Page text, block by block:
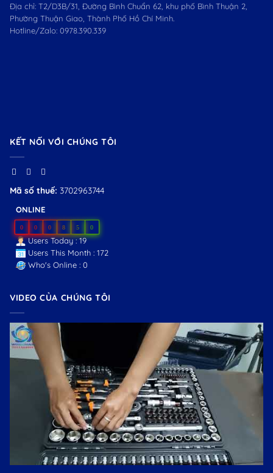
Địa chỉ: T2/D3B/31, Đường Bình Chuẩn 62, khu phố Bình Thuận 2,
Phường Thuận Giao, Thành Phố Hồ Chí Minh.
Hotline/Zalo: 0978.390.339
KẾT NỐI VỚI CHÚNG TÔI
Mã số thuế: 3702963744
ONLINE
0 0 0 8 5 0
Users Today : 19
Users This Month : 172
Who's Online : 0
VIDEO CỦA CHÚNG TÔI